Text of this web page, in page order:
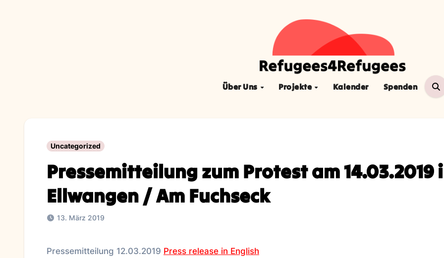
Über Uns Projekte Kalender Spenden
Uncategorized
Pressemitteilung zum Protest am 14.03.2019
Ellwangen / Am Fuchseck
13. März 2019
Pressemitteilung 12.03.2019 Press release in English